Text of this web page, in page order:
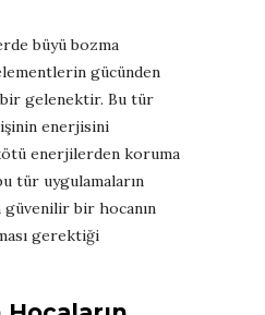
büyü bozma
gücünden
bir gelenektir. Bu tür
enerjisini
enerjilerden koruma
tür uygulamaların
bir hocanın
gerektiği